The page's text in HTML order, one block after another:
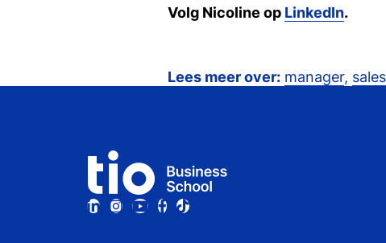
Volg Nicoline op LinkedIn.
Lees meer over: manager, sales